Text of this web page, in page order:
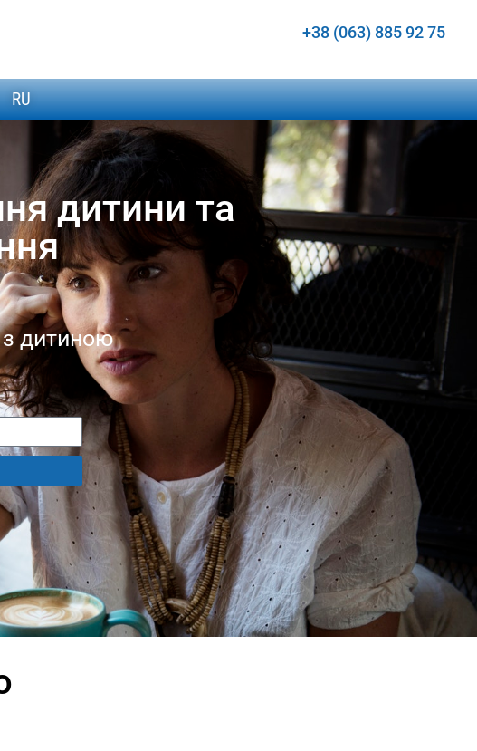
+38 (063) 885 92 75
RU
дитини та
з дитиною